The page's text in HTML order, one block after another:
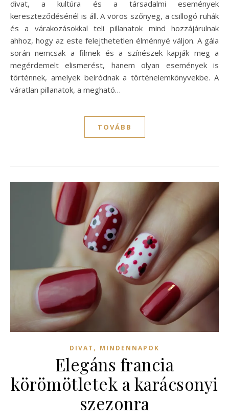
divat, a kultúra és a társadalmi események
kereszteződésénél is áll. A vörös szőnyeg, a csillogó ruhák
és a várakozásokkal teli pillanatok mind hozzájárulnak
ahhoz, hogy az este felejthetetlen élménnyé váljon. A gála
során nemcsak a filmek és a színészek kapják meg a
megérdemelt elismerést, hanem olyan események is
történnek, amelyek beíródnak a történelemkönyvekbe. A
váratlan pillanatok, a megható…
TOVÁBB
DIVAT , MINDENNAPOK
Elegáns francia
körömötletek a karácsonyi
szezonra